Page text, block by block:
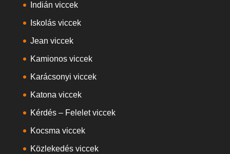
Indián viccek
Iskolás viccek
Jean viccek
Kamionos viccek
Karácsonyi viccek
Katona viccek
Kérdés – Felelet viccek
Kocsma viccek
Közlekedés viccek